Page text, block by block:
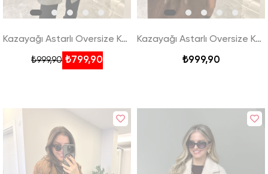
Kazayağı Astarlı Oversize Kaban - Siyah
₺799,90
₺999,90
Kazayağı Astarlı Oversize Kaban - Kahverengi
₺999,90